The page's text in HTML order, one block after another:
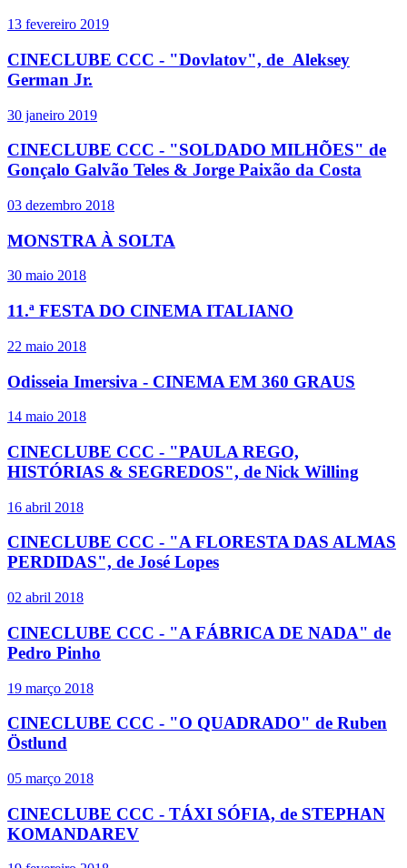
13 fevereiro 2019
CINECLUBE CCC - "Dovlatov", de Aleksey
German Jr.
30 janeiro 2019
CINECLUBE CCC - "SOLDADO MILHÕES" de
Gonçalo Galvão Teles & Jorge Paixão da Costa
03 dezembro 2018
MONSTRA À SOLTA
30 maio 2018
11.ª FESTA DO CINEMA ITALIANO
22 maio 2018
Odisseia Imersiva - CINEMA EM 360 GRAUS
14 maio 2018
CINECLUBE CCC - "PAULA REGO,
HISTÓRIAS & SEGREDOS", de Nick Willing
16 abril 2018
CINECLUBE CCC - "A FLORESTA DAS ALMAS
PERDIDAS", de José Lopes
02 abril 2018
CINECLUBE CCC - "A FÁBRICA DE NADA" de
Pedro Pinho
19 março 2018
CINECLUBE CCC - "O QUADRADO" de Ruben
Östlund
05 março 2018
CINECLUBE CCC - TÁXI SÓFIA, de STEPHAN
KOMANDAREV